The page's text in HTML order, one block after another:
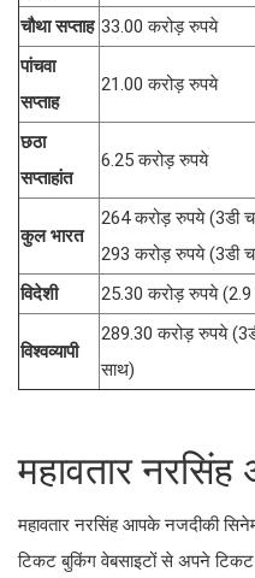
चौथा सप्ताह 33.00 करोड़ रुपये
पांचवा
सप्ताह
21.00 करोड़ रुपये
छठा
सप्ताहांत
6.25 करोड़ रुपये
कुल भारत
264 करोड़ रुपये (3डी
293 करोड़ रुपये (3डी
विदेशी
25.30 करोड़ रुपये (2.9
विश्वव्यापी
289.30 करोड़ रुपये
साथ)
महावतार नरसिंह
महावतार नरसिंह आपके नजदीकी
टिकट बुकिंग वेबसाइटों से अपने